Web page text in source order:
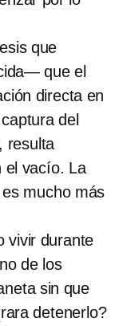
que
que el
directa en
del
resulta
el vacío. La
mucho más
vivir durante
de los
sin que
detenerlo?